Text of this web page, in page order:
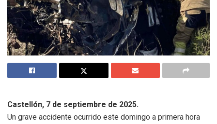
Castellón, 7 de septiembre de 2025.
Un grave accidente ocurrido este domingo a primera hora